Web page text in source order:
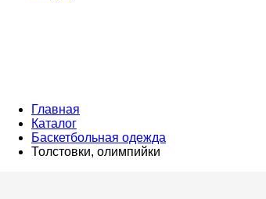
Главная
Каталог
Баскетбольная одежда
Толстовки, олимпийки